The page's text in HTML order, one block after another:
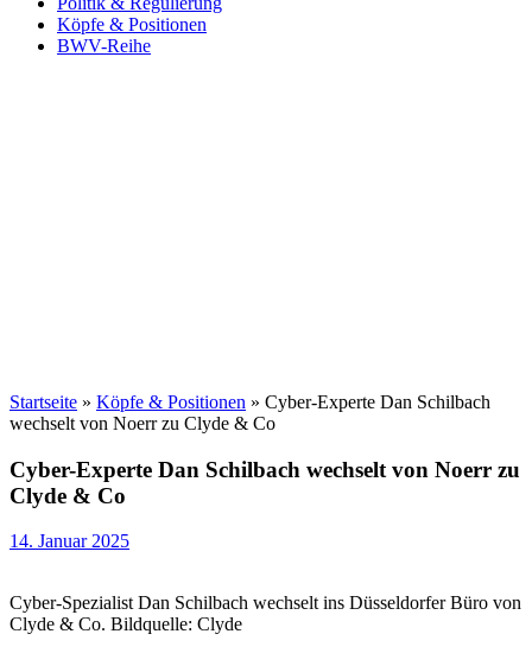
Köpfe & Positionen
BWV-Reihe
Startseite » Köpfe & Positionen » Cyber-Experte Dan Schilbach
wechselt von Noerr zu Clyde & Co
Cyber-Experte Dan Schilbach wechselt von Noerr zu
Clyde & Co
14. Januar 2025
Cyber-Spezialist Dan Schilbach wechselt ins Düsseldorfer Büro von
Clyde & Co. Bildquelle: Clyde